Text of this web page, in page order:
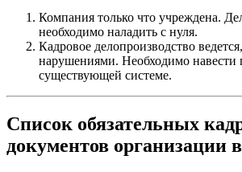
Компания только что учреждена.
необходимо наладить с нуля.
Кадровое делопроизводство
нарушениями. Необходимо навести
существующей системе.
Список обязательных
документов организации